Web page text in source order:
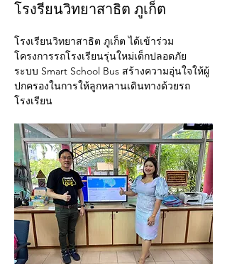
โรงรียนวิทยาสาธิต ภูเก็ต
โรงเรียนวิทยาสาธิต ภูเก็ต ได้เข้าร่วม
โครงการรถโรงเรียนรุ่นใหม่เด็กปลอดภัย
ระบบ Smart School Bus สร้างความอุ่นใจให้ผู้
ปกครองในการให้ลูกหลานเดินทางด้วยรถ
โรงเรียน